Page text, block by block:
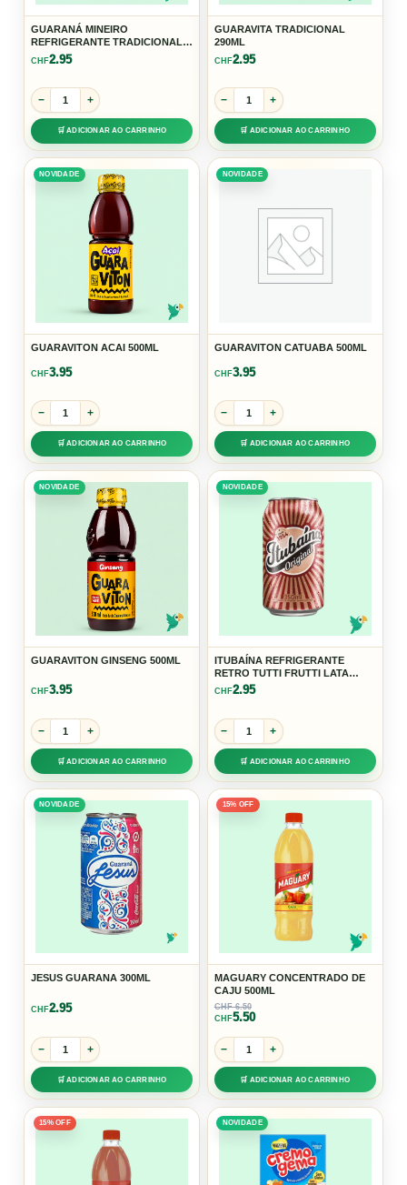
GUARANÁ MINEIRO
REFRIGERANTE TRADICIONAL
LATA 350ML
CHF2.95
− +
🛒 ADICIONAR AO CARRINHO
GUARAVITA TRADICIONAL
290ML
CHF2.95
− +
🛒 ADICIONAR AO CARRINHO
NOVIDADE
GUARAVITON ACAI 500ML
CHF3.95
− +
🛒 ADICIONAR AO CARRINHO
NOVIDADE
GUARAVITON CATUABA 500ML
CHF3.95
− +
🛒 ADICIONAR AO CARRINHO
NOVIDADE
GUARAVITON GINSENG 500ML
CHF3.95
− +
🛒 ADICIONAR AO CARRINHO
NOVIDADE
ITUBAÍNA REFRIGERANTE
RETRO TUTTI FRUTTI LATA
350ML
CHF2.95
− +
🛒 ADICIONAR AO CARRINHO
NOVIDADE
JESUS GUARANA 300ML
CHF2.95
− +
🛒 ADICIONAR AO CARRINHO
15% OFF
MAGUARY CONCENTRADO DE
CAJU 500ML
CHF 6.50
CHF5.50
− +
🛒 ADICIONAR AO CARRINHO
15% OFF NOVIDADE